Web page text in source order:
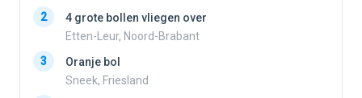
2
4 grote bollen vliegen over
Etten-Leur, Noord-Brabant
3
Oranje bol
Sneek, Friesland